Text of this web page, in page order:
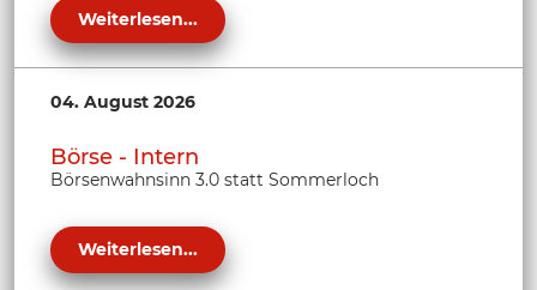
Weiterlesen...
04. August 2026
Börse - Intern
Börsenwahnsinn 3.0 statt Sommerloch
Weiterlesen...